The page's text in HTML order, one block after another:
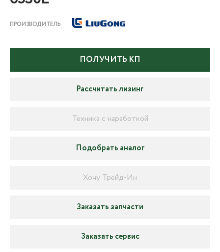
ПРОИЗВОДИТЕЛЬ
ПОЛУЧИТЬ КП
Рассчитать лизинг
Техника с наработкой
Подобрать аналог
Хочу Трейд-Ин
Заказать запчасти
Заказать сервис